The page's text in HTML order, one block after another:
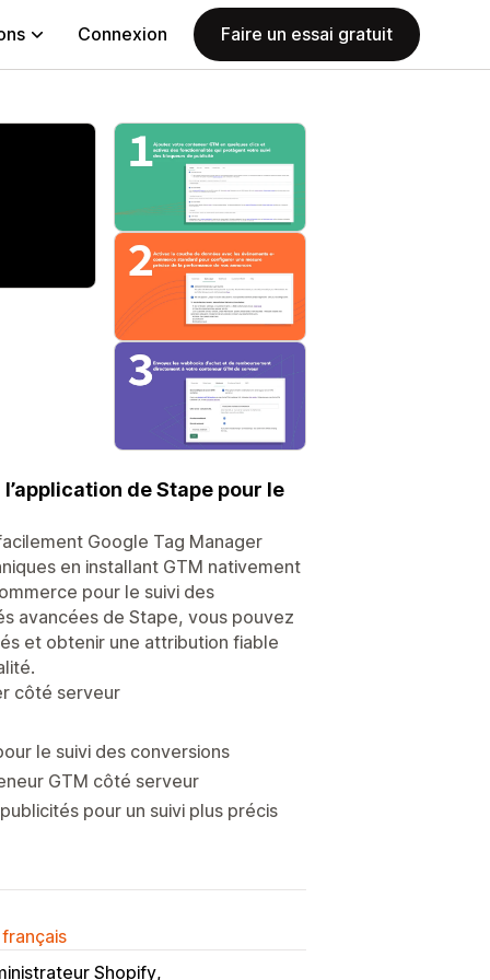
Connexion Faire un essai gratuit
de Stape pour le
Google Tag Manager
en installant GTM nativement
pour le suivi des
avancées de Stape, vous pouvez
et obtenir une attribution fiable
côté serveur
le suivi des conversions
GTM côté serveur
pour un suivi plus précis
Shopify